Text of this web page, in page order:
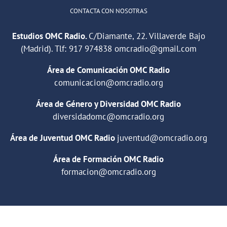
CONTACTA CON NOSOTRAS
Estudios OMC Radio.C/Diamante, 22. Villaverde Bajo
(Madrid). Tlf: 917 974838 omcradio@gmail.com
Área de Comunicación OMC Radio
comunicacion@omcradio.org
Área de Género y Diversidad OMC Radio
diversidadomc@omcradio.org
Área de Juventud OMC Radio juventud@omcradio.org
Área de Formación OMC Radio
formacion@omcradio.org